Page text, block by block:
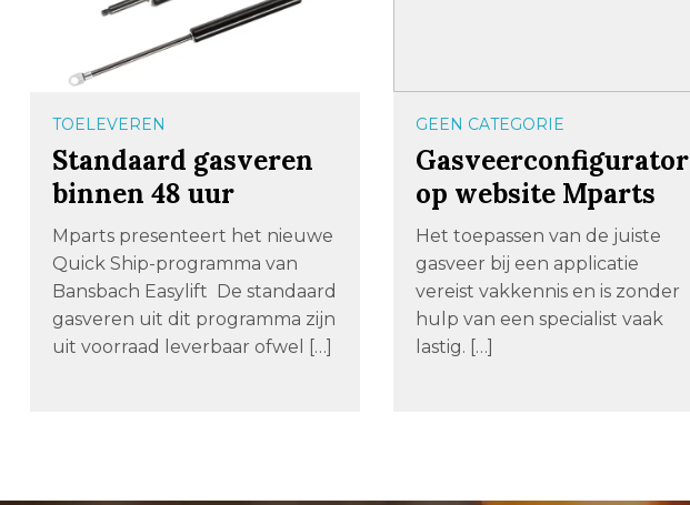
TOELEVEREN
Standaard gasveren
binnen 48 uur
Mparts presenteert het nieuwe
Quick Ship-programma van
Bansbach Easylift De standaard
gasveren uit dit programma zijn
uit voorraad leverbaar ofwel […]
GEEN CATEGORIE
Gasveerconfigurator
op website Mparts
Het toepassen van de juiste
gasveer bij een applicatie
vereist vakkennis en is zonder
hulp van een specialist vaak
lastig. […]